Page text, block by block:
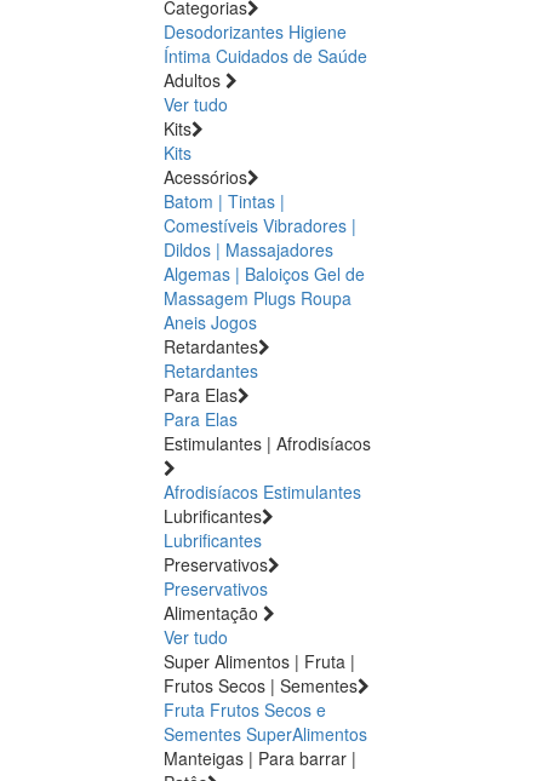
Categorias
Desodorizantes Higiene
Íntima Cuidados de Saúde
Adultos
Ver tudo
Kits
Kits
Acessórios
Batom | Tintas |
Comestíveis Vibradores |
Dildos | Massajadores
Algemas | Baloiços Gel de
Massagem Plugs Roupa
Aneis Jogos
Retardantes
Retardantes
Para Elas
Para Elas
Estimulantes | Afrodisíacos
Afrodisíacos Estimulantes
Lubrificantes
Lubrificantes
Preservativos
Preservativos
Alimentação
Ver tudo
Super Alimentos | Fruta |
Frutos Secos | Sementes
Fruta Frutos Secos e
Sementes SuperAlimentos
Manteigas | Para barrar |